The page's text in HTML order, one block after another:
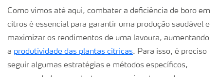
Como vimos até aqui, combater a deficiência de boro em
citros é essencial para garantir uma produção saudável e
maximizar os rendimentos de uma lavoura, aumentando
a produtividade das plantas cítricas. Para isso, é preciso
seguir algumas estratégias e métodos específicos,